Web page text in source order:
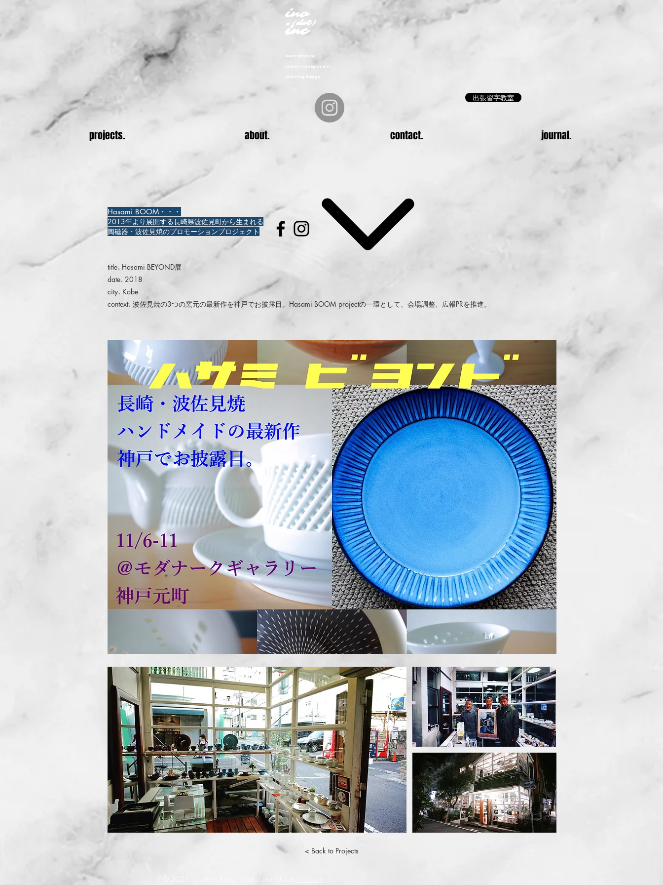
ino
.(dot)
inc
even t produce
project management
planning design
出張習字教室
projects. about. contact. journal.
Hasami BOOM・・・
2013年より展開する長崎県波佐見町から生まれる
陶磁器・波佐見焼のプロモーションプロジェクト
title. Hasami BEYOND展
date. 2018
city. Kobe
context. 波佐見焼の3つの窯元の最新作を神戸でお披露目。Hasami BOOM projectの一環として、会場調整、広報PRを推進。
< Back to Projects